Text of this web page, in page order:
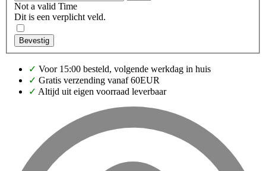
Not a valid Time
Dit is een verplicht veld.
Bevestig
✓ Voor 15:00 besteld, volgende werkdag in huis
✓ Gratis verzending vanaf 60EUR
✓ Altijd uit eigen voorraad leverbaar